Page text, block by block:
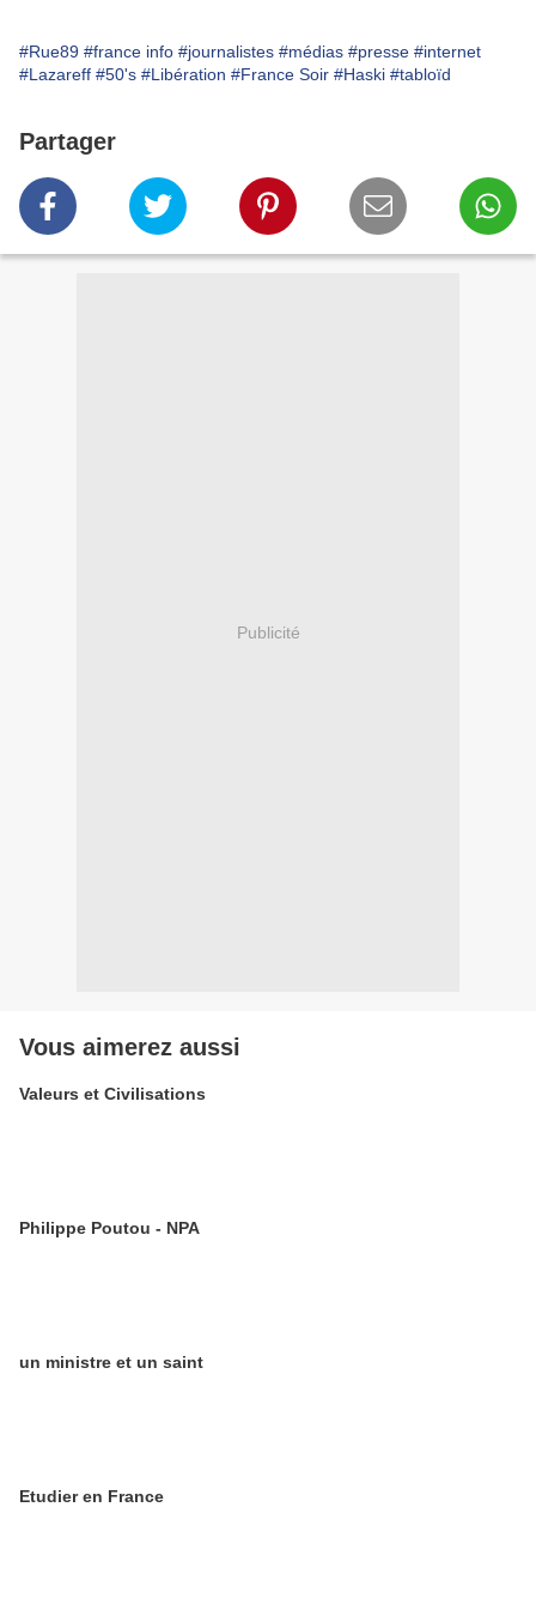
#Rue89 #france info #journalistes #médias #presse #internet
#Lazareff #50's #Libération #France Soir #Haski #tabloïd
Partager
Publicité
Vous aimerez aussi
Valeurs et Civilisations
Philippe Poutou - NPA
un ministre et un saint
Etudier en France